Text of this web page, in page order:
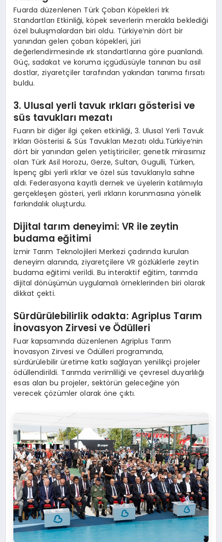
Fuarda düzenlenen Türk Çoban Köpekleri Irk
Standartları Etkinliği, köpek severlerin merakla beklediği
özel buluşmalardan biri oldu. Türkiye’nin dört bir
yanından gelen çoban köpekleri, jüri
değerlendirmesinde ırk standartlarına göre puanlandı.
Güç, sadakat ve koruma içgüdüsüyle tanınan bu asil
dostlar, ziyaretçiler tarafından yakından tanıma fırsatı
buldu.
3. Ulusal yerli tavuk ırkları gösterisi ve
süs tavukları mezatı
Fuarın bir diğer ilgi çeken etkinliği, 3. Ulusal Yerli Tavuk
Irkları Gösterisi & Süs Tavukları Mezatı oldu.Türkiye’nin
dört bir yanından gelen yetiştiriciler; genetik mirasımız
olan Türk Asil Horozu, Gerze, Sultan, Gugulli, Türken,
İspenç gibi yerli ırklar ve özel süs tavuklarıyla sahne
aldı. Federasyona kayıtlı dernek ve üyelerin katılımıyla
gerçekleşen gösteri, yerli ırkların korunmasına yönelik
farkındalık oluşturdu.
Dijital tarım deneyimi: VR ile zeytin
budama eğitimi
İzmir Tarım Teknolojileri Merkezi çadırında kurulan
deneyim alanında, ziyaretçilere VR gözlüklerle zeytin
budama eğitimi verildi. Bu interaktif eğitim, tarımda
dijital dönüşümün uygulamalı örneklerinden biri olarak
dikkat çekti.
Sürdürülebilirlik odakta: Agriplus Tarım
İnovasyon Zirvesi ve Ödülleri
Fuar kapsamında düzenlenen Agriplus Tarım
İnovasyon Zirvesi ve Ödülleri programında,
sürdürülebilir üretime katkı sağlayan yenilikçi projeler
ödüllendirildi. Tarımda verimliliği ve çevresel duyarlılığı
esas alan bu projeler, sektörün geleceğine yön
verecek çözümler olarak öne çıktı.